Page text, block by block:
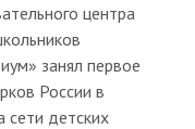
центра
занял первое
России в
сети детских